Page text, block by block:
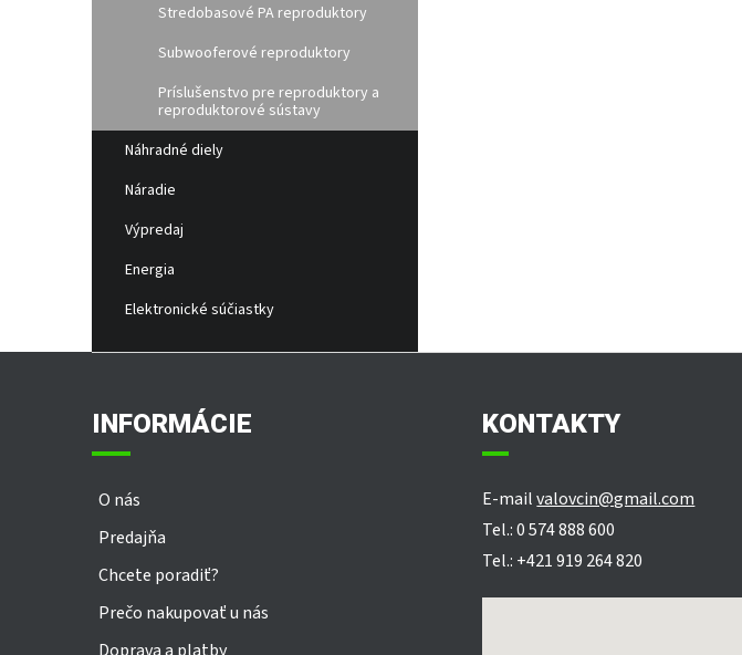
Stredobasové PA reproduktory
Subwooferové reproduktory
Príslušenstvo pre reproduktory a
reproduktorové sústavy
Náhradné diely
Náradie
Výpredaj
Energia
Elektronické súčiastky
INFORMÁCIE
O nás
Predajňa
Chcete poradiť?
Prečo nakupovať u nás
KONTAKTY
E-mailvalovcin@gmail.com
Tel.: 0 574 888 600
Tel.: +421 919 264 820